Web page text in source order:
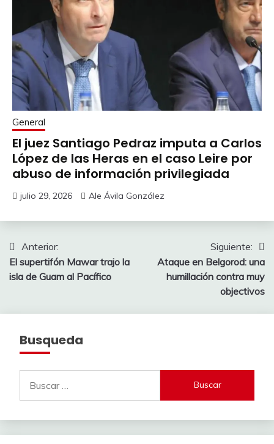
General
El juez Santiago Pedraz imputa a Carlos
López de las Heras en el caso Leire por
abuso de información privilegiada
julio 29, 2026 Ale Ávila González
Navegación
de
Anterior:
El supertifón Mawar trajo la
isla de Guam al Pacífico
Siguiente:
Ataque en Belgorod: una
humillación contra muy
objectivos
Busqueda